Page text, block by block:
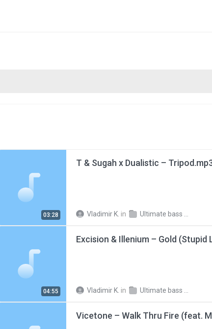
03:28
T & Sugah x Dualistic –
Vladimir K. in Ultimate bass music Vol.6
04:55 Vladimir K. in Ultimate bass music Vol.6